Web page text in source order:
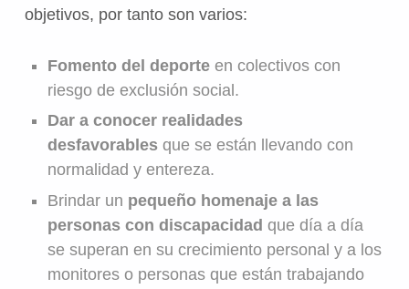
objetivos, por tanto son varios:
Fomento del deporteen colectivos con
riesgo de exclusión social.
Dar a conocer realidades
desfavorablesque se están llevando con
normalidad y entereza.
Brindar un pequeño homenaje a las
personas con discapacidad que día a día
se superan en su crecimiento personal y a los
monitores o personas que están trabajando